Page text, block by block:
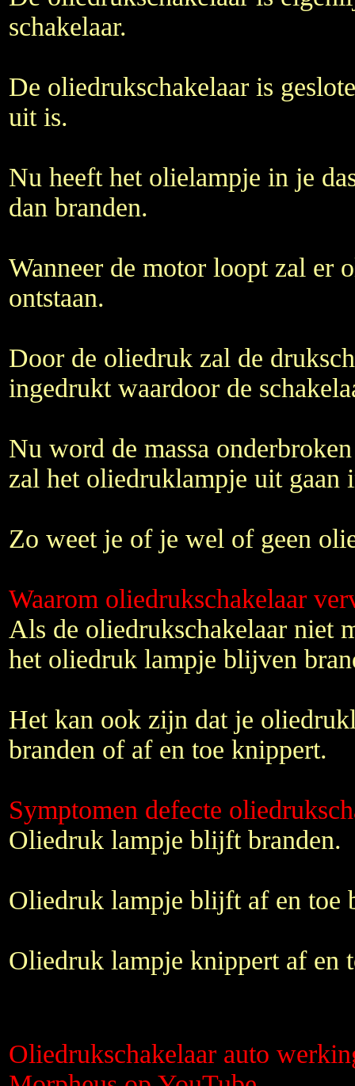
schakelaar.
De oliedrukschakelaar is
uit is.
Nu heeft het olielampje in je
dan branden.
Wanneer de motor loopt zal er
ontstaan.
Door de oliedruk zal de
ingedrukt waardoor de
Nu word de massa
zal het oliedruklampje uit gaan
Zo weet je of je wel of geen
Waarom oliedrukschakelaar
Als de oliedrukschakelaar niet
het oliedruk lampje blijven
Het kan ook zijn dat je
branden of af en toe knippert.
Symptomen defecte
Oliedruk lampje blijft branden.
Oliedruk lampje blijft af en toe
Oliedruk lampje knippert af en
Oliedrukschakelaar auto